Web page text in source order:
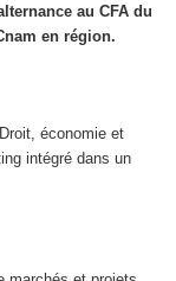
au CFA du
en région.
économie et
intégré dans un